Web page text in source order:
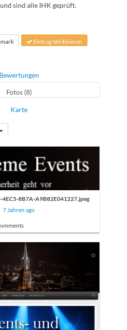
sind alle IHK geprüft.
Eintrag Verifizieren
Bewertungen
Fotos (8)
Karte
4EC5-8B7A-A9B82E041227.jpeg
7 Jahren ago